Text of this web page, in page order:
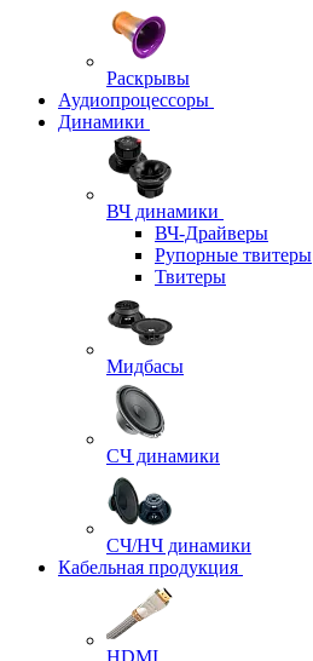
Раскрывы
Аудиопроцессоры
Динамики
ВЧ динамики
ВЧ-Драйверы
Рупорные твитеры
Твитеры
Мидбасы
СЧ динамики
СЧ/НЧ динамики
Кабельная продукция
HDMI